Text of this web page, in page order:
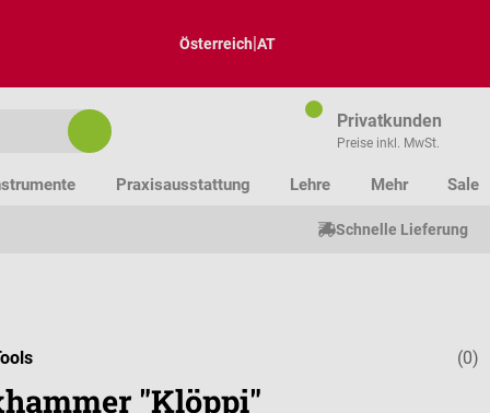
Österreich|AT
Privatkunden
Preise inkl. MwSt.
Praxisausstattung Lehre Mehr Sale
Schnelle Lieferung
(0)
"Klöppi"